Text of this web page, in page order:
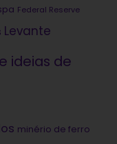
Federal Reserve
Levante
ideias de
minério de ferro